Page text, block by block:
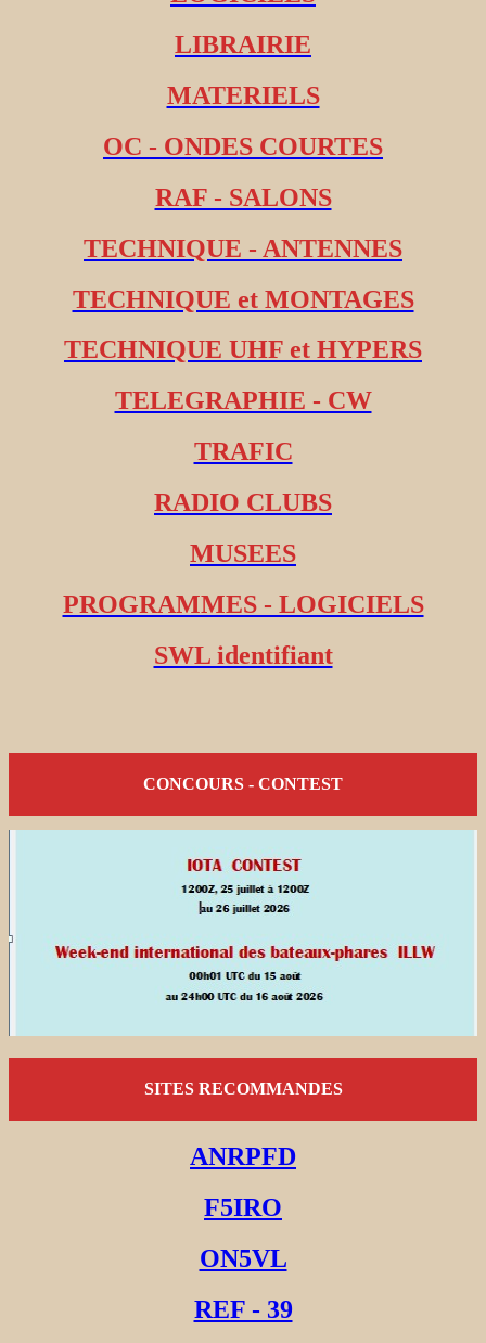
LIBRAIRIE
MATERIELS
OC - ONDES COURTES
RAF - SALONS
TECHNIQUE - ANTENNES
TECHNIQUE et MONTAGES
TECHNIQUE UHF et HYPERS
TELEGRAPHIE - CW
TRAFIC
RADIO CLUBS
MUSEES
PROGRAMMES - LOGICIELS
SWL identifiant
CONCOURS - CONTEST
SITES RECOMMANDES
ANRPFD
F5IRO
ON5VL
REF - 39